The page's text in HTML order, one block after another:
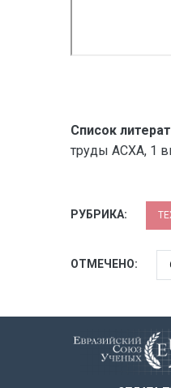
Список
труды АСХА, 1
РУБРИКА:
ОТМЕЧЕНО: